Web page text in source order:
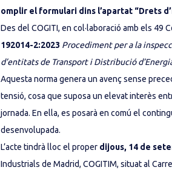
omplir el formulari dins l’apartat “Drets
Des del COGITI, en col·laboració amb els 49
192014-2:2023 Procediment per a la
d’entitats de Transport i Distribució
Aquesta norma genera un avenç sense
tensió, cosa que suposa un elevat interès
jornada. En ella, es posarà en comú el
desenvolupada.
L’acte tindrà lloc el proper dijous, 14 de
Industrials de Madrid, COGITIM, situat al